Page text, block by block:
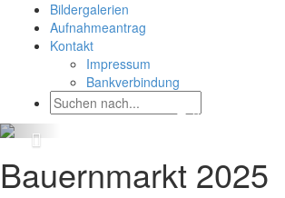
Bildergalerien
Aufnahmeantrag
Kontakt
Impressum
Bankverbindung
Bauernmarkt 2025